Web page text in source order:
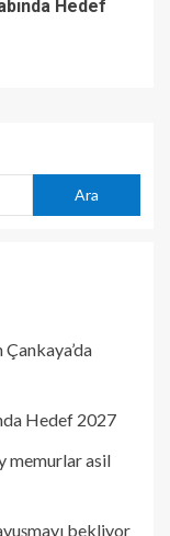
Hedef
Ara
Hedef 2027
memurlar asil
bekliyor